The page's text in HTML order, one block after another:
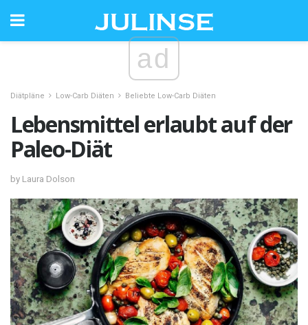
ad
Diätpläne Low-Carb Diäten Beliebte Low-Carb Diäten
Lebensmittel erlaubt auf der
Paleo-Diät
by Laura Dolson